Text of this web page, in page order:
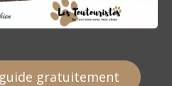
gratuitement